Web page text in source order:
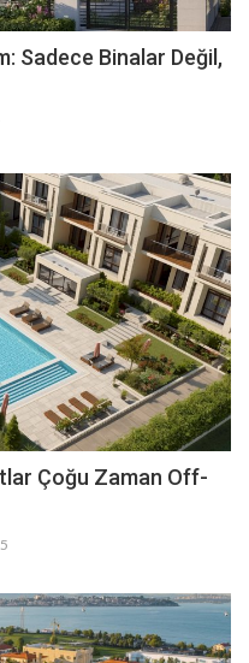
Sadece Binalar Değil,
Çoğu Zaman Off-